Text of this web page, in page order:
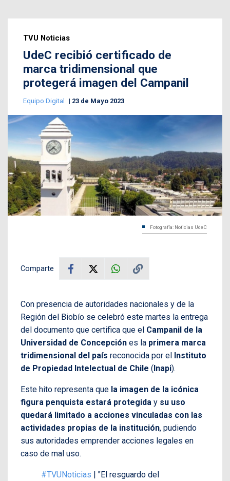
TVU Noticias
UdeC recibió certificado de
marca tridimensional que
protegerá imagen del Campanil
Equipo Digital 23 de Mayo 2023
Fotografía: Noticias UdeC
Comparte
Con presencia de autoridades nacionales y de la
Región del Biobío se celebró este martes la entrega
del documento que certifica que el Campanil de la
Universidad de Concepción es la primera marca
tridimensional del país reconocida por el
Instituto
de Propiedad Intelectual de Chile ( Inapi).
Este hito representa que la imagen de la icónica
figura penquista estará protegida y su uso
quedará limitado a acciones vinculadas con las
actividades propias de la institución, pudiendo
sus autoridades emprender acciones legales en
caso de mal uso.
#TVUNoticias | "El resguardo del